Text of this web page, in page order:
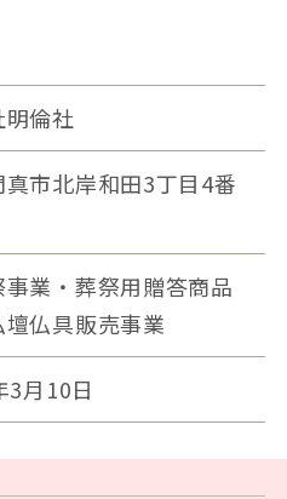
明倫社
真市北岸和田3丁目4番
業・葬祭用贈答商品
仏具販売事業
3月10日